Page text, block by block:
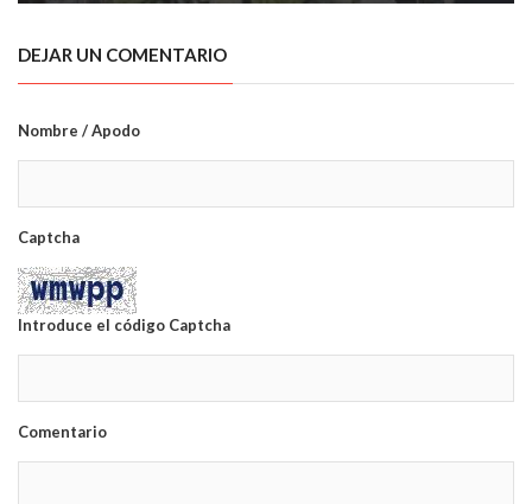
DEJAR UN COMENTARIO
Nombre / Apodo
Captcha
Introduce el código Captcha
Comentario